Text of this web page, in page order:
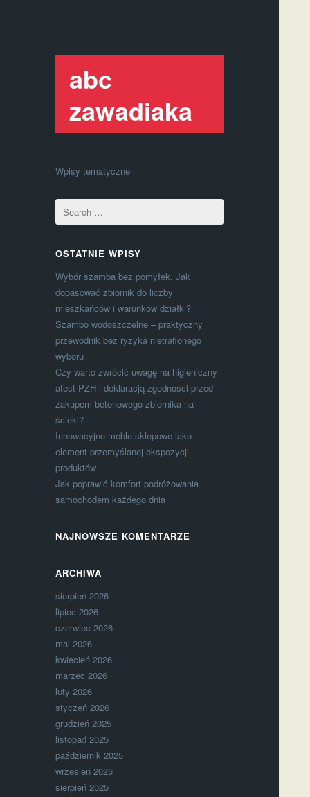
abc
zawadiaka
Wpisy tematyczne
OSTATNIE WPISY
Wybór szamba bez pomyłek. Jak
dopasować zbiornik do liczby
mieszkańców i warunków działki?
Szambo wodoszczelne – praktyczny
przewodnik bez ryzyka nietrafionego
wyboru
Czy warto zwrócić uwagę na higieniczny
atest PZH i deklaracją zgodności przed
zakupem betonowego zbiornika na
ścieki?
Innowacyjne meble sklepowe jako
element przemyślanej ekspozycji
produktów
Jak poprawić komfort podróżowania
samochodem każdego dnia
NAJNOWSZE KOMENTARZE
ARCHIWA
sierpień 2026
lipiec 2026
czerwiec 2026
maj 2026
kwiecień 2026
marzec 2026
luty 2026
styczeń 2026
grudzień 2025
listopad 2025
październik 2025
wrzesień 2025
sierpień 2025